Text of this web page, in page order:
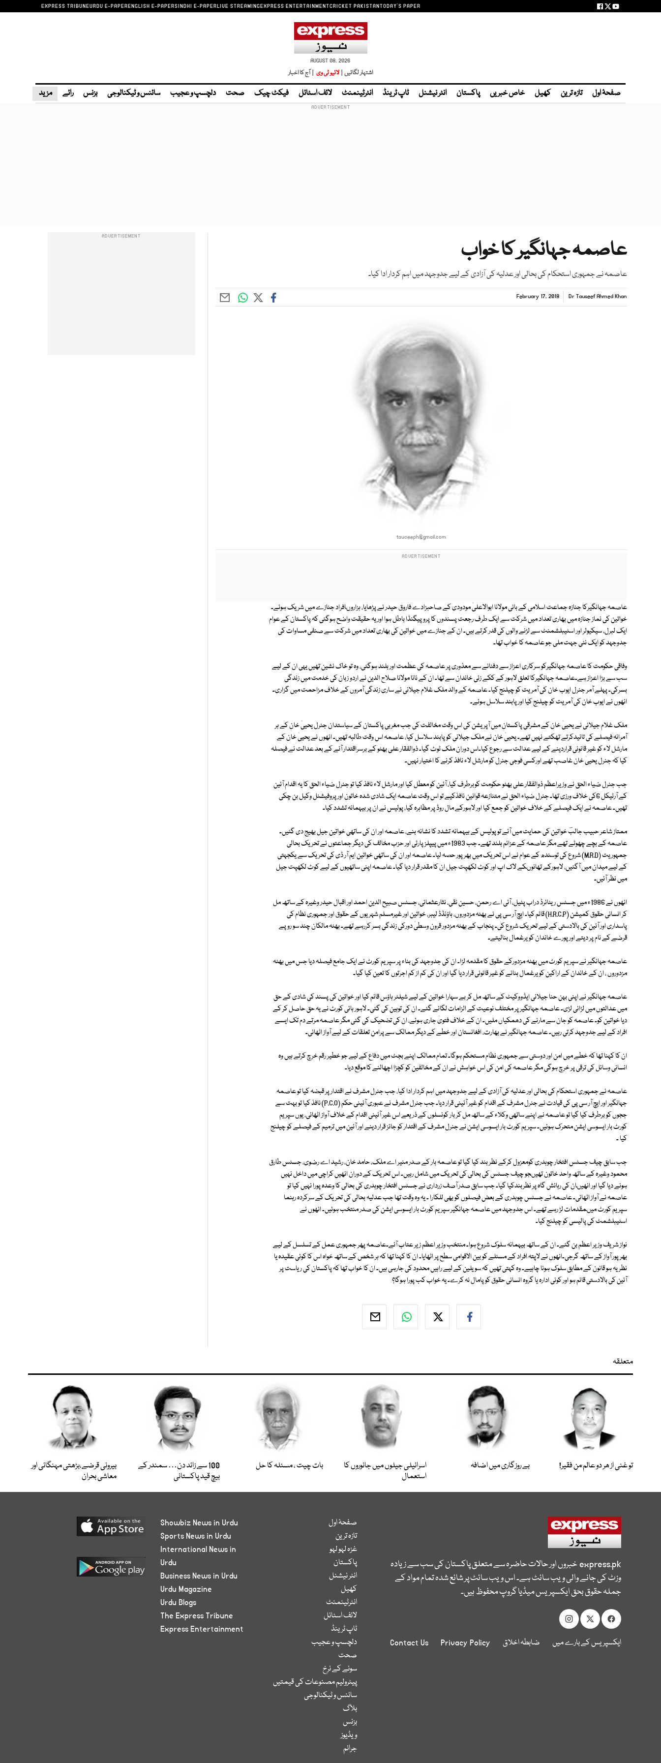
EXPRESS TRIBUNEURDU E-PAPERENGLISH E-PAPERSINDHI E-PAPERLIVE STREAMINGEXPRESS ENTERTAINMENTCRICKET PAKISTANTODAY'S PAPER
AUGUST 08, 2026
اشتہار لگائیں | لائیو ٹی وی | آج کا اخبار
صفحۂ اول تازہ ترین کھیل خاص خبریں پاکستان انٹر نیشنل ٹاپ ٹرینڈ انٹرٹینمنٹ لائف اسٹائل فیکٹ چیک صحت دلچسپ و عجیب سائنس و ٹیکنالوجی بزنس رائے مزید
عاصمہ جہانگیر کا خواب
عاصمہ نے جمہوری استحکام کی بحالی اور عدلیہ کی آزادی کے لیے جدوجہد میں اہم کردار ادا کیا۔
Dr Tauseef Ahmed Khan
February 17, 2018
tauceeph@gmail.com
عاصمہ جہانگیرکا جنازہ جماعت اسلامی کے بانی مولانا ابوالاعلیٰ مودودی کے صاحبزادے فاروق حیدر نے پڑھایا، ہزاروںافراد جنازے میں شریک ہوئے۔
خواتین کی نماز جنازہ میں بھاری تعداد میں شرکت سے ایک طرف رجعت پسندوں کا پروپیگنڈا باطل ہوا اور یہ حقیقت واضح ہوگئی کہ پاکستان کے عوام
ایک لبرل، سیکیولر اور اسٹیبلشمنٹ سے لڑنے والوں کی قدر کرتے ہیں۔ ان کے جنازے میں خواتین کی بھاری تعداد میں شرکت سے صنفی مساوات کی
جدوجہد کو ایک نئی جہت ملی جو عاصمہ کا خواب تھا۔
وفاقی حکومت کا عاصمہ جہانگیرکو سرکاری اعزاز سے دفنانے سے معذوری پر عاصمہ کی عظمت اور بلند ہوگئی، وہ تو خاک نشین تھیں یہی ان کے لیے
سب سے بڑا اعزاز ہے۔عاصمہ جہانگیرکا تعلق لاہور کے ککے زئی خاندان سے تھا۔ ان کے نانا مولانا صلاح الدین نے اردو زبان کی خدمت میں زندگی
بسرکی۔ پہلے آمر جنرل ایوب خان کی آمریت کو چیلنج کیا۔ عاصمہ کے والد ملک غلام جیلانی نے ساری زندگی آمروں کے خلاف مزاحمت میں گزاری۔
انھوں نے ایوب خان کی آمریت کو چیلنج کیا اور پابند سلاسل ہوئے۔
ملک غلام جیلانی نے یحییٰ خان کے مشرقی پاکستان میں آپریشن کی اس وقت مخالفت کی جب مغربی پاکستان کے سیاستدان جنرل یحییٰ خان کے ہر
آمرانہ فیصلے کی تائیدکرتے تھکتے نہیں تھے۔ یحییٰ خان نے ملک جیلانی کو پابند سلاسل کیا، عاصمہ اس وقت طالبہ تھیں۔ انھوں نے یحییٰ خان کے
مارشل لاء کو غیر قانونی قراردینے کے لیے عدالت سے رجوع کیا۔اس دوران ملک ٹوٹ گیا۔ ذوالفقار علی بھٹو کے برسراقتدار آنے کے بعد عدالت نے فیصلہ
کیا کہ جنرل یحییٰ خان غاصب تھے اورکسی فوجی جنرل کو مارشل لاء نافذ کرنے کا اختیار نہیں۔
جب جنرل ضیاء الحق نے وزیراعظم ذوالفقار علی بھٹو حکومت کوبرطرف کیا، آئین کو معطل کیا اور مارشل لاء نافذ کیا تو جنرل ضیاء الحق کا یہ اقدام آئین
کے آرٹیکل 6کی خلاف ورزی تھا۔ جنرل ضیاء الحق نے متنازعہ قوانین نافذکیے تو اس وقت عاصمہ ایک شادی شدہ خاتون اور پروفیشنل وکیل بن چکی
تھیں۔ عاصمہ نے ایک فیصلے کے خلاف خواتین کو جمع کیا اور لاہورکے مال روڈ پر مظاہرہ کیا، پولیس نے ان پر بیہمانہ تشدد کیا۔
ممتاز شاعر حبیب جالبؔ خواتین کی حمایت میں آئے تو پولیس کے بیہمانہ تشدد کا نشانہ بنے، عاصمہ اور ان کی ساتھی خواتین جیل بھیج دی گئیں۔
عاصمہ کے بچے چھوٹے تھے مگر عاصمہ کے عزائم بلند تھے۔ جب 1983ء میں پیپلز پارٹی اور حزب مخالف کی دیگر جماعتوں نے تحریک بحالی
جمہوریت (M.R.D) شروع کی توسندھ کے عوام نے اس تحریک میں بھرپور حصہ لیا۔ عاصمہ اور ان کی ساتھی خواتین ایم آر ڈی کی تحریک سے یکجہتی
کے لیے میدان میں آگئیں، لاہورکے تھانوںکے لاک اپ اور کوٹ لکھپت جیل ان کا مقدر قرار دیا گیا۔ عاصمہ اپنی ساتھیوں کے لیے کوٹ لکھپت جیل
میں نظر آئیں۔
انھوں نے 1986ء میں جسٹس ریٹائرڈ دراب پٹیل، آئی اے رحمن، حسین نقی، نثارعثمانی، جسٹس صبیح الدین احمد اور اقبال حیدر وغیرہ کے ساتھ مل
کر انسانی حقوق کمیشن (H.R.C.P) قائم کیا۔ ایچ آر سی پی نے بھٹہ مزدوروں، باؤنڈڈ لیبر، خواتین اور غیرمسلم شہریوں کے حقوق اور جمہوری نظام کی
پاسداری اور آئین کی بالادستی کے لیے تحریک شروع کی۔ پنجاب کے بھٹہ مزدور قرون وسطیٰ دورکی زندگی بسر کررہے تھے۔ بھٹہ مالکان چند سو روپے
قرضے کے نام پر دیتے اور پورے خاندان کو یرغمال بنالیتے۔
عاصمہ جہانگیر نے سپریم کورٹ میں بھٹہ مزدورکے حقوق کا مقدمہ لڑا۔ ان کی جدوجہد کی بناء پر سپریم کورٹ نے ایک جامع فیصلہ دیا جس میں بھٹہ
مزدوروں ، ان کے خاندان کے اراکین کو یرغمال بنانے کو غیر قانونی قرار دیا گیا اور ان کی کم از کم اجرتوں کا تعین کیا گیا۔
عاصمہ جہانگیر نے اپنی بہن حنا جیلانی ایڈووکیٹ کے ساتھ مل کر بے سہارا خواتین کے لیے شیلٹر ہاؤس قائم کیا اور خواتین کی پسند کی شادی کے حق
میں عدالتوں میں لڑائی لڑی۔ عاصمہ جہانگیر پر مختلف نوعیت کے الزامات لگائے گئے۔ ان کی توہین کی گئی۔ لاہور ہائی کورٹ نے یہ حق حاصل کر کے
دیا خواتین کو۔ عاصمہ کو جان سے مارنے کی دھمکیاں ملیں۔ ان کے خلاف فتویٰ جاری ہوئے، ان کی تضحیک کی گئی مگر عاصمہ مرتے دم تک ایسے
افراد کے لیے جدوجہد کرتی رہیں۔ عاصمہ جہانگیر نے بھارت، افغانستان اور خطے کے دیگر ممالک سے پرامن تعلقات کے لیے آواز اٹھائی۔
ان کا کہنا تھا کہ خطے میں امن اور دوستی سے جمہوری نظام مستحکم ہوگا۔ تمام ممالک اپنے بجٹ میں دفاع کے لیے جو خطیر رقم خرچ کرتے ہیں وہ
انسانی وسائل کی ترقی پر خرچ ہوگی مگر عاصمہ کی امن کی اس خواہش نے ان کے مخالفین کو کچڑا اچھالنے کا موقع دیا۔
عاصمہ نے جمہوری استحکام کی بحالی اور عدلیہ کی آزادی کے لیے جدوجہد میں اہم کردار ادا کیا، جب جنرل مشرف نے اقتدار پر قبضہ کیا تو عاصمہ
جہانگیر اور ایچ آر سی پی کی قیادت نے جنرل مشرف کے اقدام کو غیر آئینی قرار دیا۔ جب جنرل مشرف نے عبوری آئینی حکم (P.C.O) نافذ کیا تو بہت سے
ججوں کو برطرف کیا گیا تو عاصمہ نے اپنے ساتھی وکلاء کے ساتھ مل کر بار کونسلوں کے ذریعے اس غیر آئینی اقدام کے خلاف آواز اٹھائی، یوں سپریم
کورٹ بار ایسوسی ایشن متحرک ہوئیں۔ سپریم کورٹ بار ایسوسی ایشن نے جنرل مشرف کے اقتدار کو جائز قرار دینے اور آئین میں ترمیم کے فیصلے کو چیلنج
کیا ۔
جب سابق چیف جسٹس افتخار چوہدری کومعزول کرکے نظر بند کیا گیا تو عاصمہ بار کے صدر منیر اے ملک، حامد خان، رشید اے رضوی، جسٹس طارق
محمود وغیرہ کے ساتھ واحد خاتون تھیںجو چیف جسٹس کی بحالی کی تحریک میں شامل رہیں۔ اس تحریک کے دوران انھیں کراچی میں داخل نہیں
ہونے دیا گیا اور انھیںان کی رہائش گاہ پر نظربندکیا گیا۔ جب سابق صدر آصف زرداری نے جسٹس افتخار چوہدری کی بحالی کا وعدہ پورا نہیں کیا تو
عاصمہ نے آواز اٹھائی۔ عاصمہ نے جسٹس چوہدری کے بعض فیصلوں کو بھی للکارا ۔ یہ وہ وقت تھا جب عدلیہ بحالی کی تحریک کے سرکردہ رہنما
سپریم کورٹ میںمقدمات لڑ رہے تھے۔ اس جدوجہد میں عاصمہ جہانگیر سپریم کورٹ بار ایسوسی ایشن کی صدر منتخب ہوئیں۔ انھوں نے
اسٹیبلشمٹ کی پالیسی کو چیلنج کیا۔
نواز شریف وزیر اعظم بن گئے۔ ان کے ساتھ بیہمانہ سلوک شروع ہوا۔ منتخب وزیر اعظم زیر عتاب آئے۔عاصمہ پھر جمہوری عمل کے تسلسل کے لیے
بھرپور آواز کے ساتھ گرجی۔انھوں نے لاپتہ افراد کے مسئلے کو بین الاقوامی سطح پر اٹھایا۔ ان کا کہنا تھا کہ ہر شخص کے ساتھ خواہ اس کا کوئی عقیدہ یا
نظریہ ہو قانون کے مطابق سلوک ہونا چاہیے۔ وہ کہتی تھیں کہ سویلین کے لیے راہیں محدود کی جارہی ہیں۔ ان کا خواب تھا کہ پاکستان کی ریاست پر
آئین کی بالادستی قائم ہو اور کوئی ادارہ یا گروہ انسانی حقوق کو پامال نہ کرے۔ یہ خواب کب پورا ہوگا؟
متعلقہ
تو غنی از ھر دو عالم من فقیر! بے روزگاری میں اضافہ
اسرائیلی جیلوں میں جانوروں کا
استعمال
بات چیت ، مسئلہ کا حل
100 سے زائد دن… سمندر کے
بیچ قید پاکستانی
بیرونی قرضے،بڑھتی مہنگائی اور
معاشی بحران
express.pkخبروں اور حالات حاضرہ سے متعلق پاکستان کی سب سے زیادہ
وزٹ کی جانے والی ویب سائٹ ہے۔ اس ویب سائٹ پر شائع شدہ تمام مواد کے
جملہ حقوق بحق ایکسپریس میڈیا گروپ محفوظ ہیں۔
ایکسپریس کے بارے میں ضابطہ اخلاق Privacy Policy
Contact Us
صفحۂ اول
تازہ ترین
غزہ لہو لہو
پاکستان
انٹر نیشنل
کھیل
انٹرٹینمنٹ
لائف اسٹائل
ٹاپ ٹرینڈ
دلچسپ و عجیب
صحت
سونے کے نرخ
پیٹرولیم مصنوعات کی قیمتیں
سائنس و ٹیکنالوجی
بلاگ
بزنس
ویڈیوز
جرائم
Showbiz News in Urdu
Sports News in Urdu
International News in
Urdu
Business News in Urdu
Urdu Magazine
Urdu Blogs
The Express Tribune
Express Entertainment